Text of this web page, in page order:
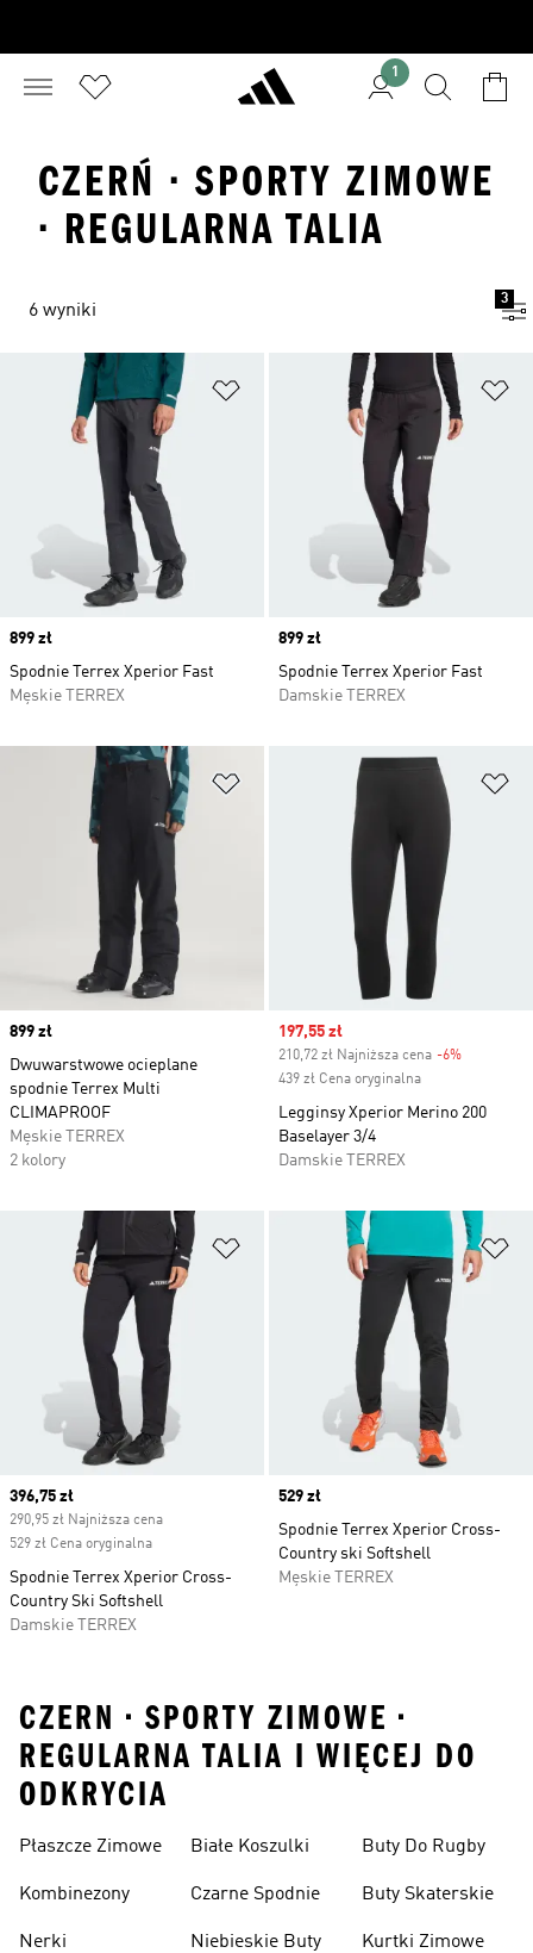
1
CZERŃ · SPORTY ZIMOWE
· REGULARNA TALIA
6 wyniki
3
Dodaj do listy życzeń
Price
899 zł
Spodnie Terrex Xperior Fast
Męskie TERREX
Price
899 zł
Spodnie Terrex Xperior Fast
Damskie TERREX
Dodaj do listy życzeń
Price
899 zł
Dwuwarstwowe ocieplane
spodnie Terrex Multi
CLIMAPROOF
Męskie TERREX
2 kolory
Sale price
197,55 zł
210,72 zł Najniższa cena -6%
439 zł Cena oryginalna
Legginsy Xperior Merino 200
Baselayer 3/4
Damskie TERREX
Dodaj do listy życzeń
Current price
396,75 zł
290,95 zł Najniższa cena
529 zł Cena oryginalna
Spodnie Terrex Xperior Cross-
Country Ski Softshell
Damskie TERREX
Price
529 zł
Spodnie Terrex Xperior Cross-
Country ski Softshell
Męskie TERREX
CZERN • SPORTY ZIMOWE •
REGULARNA TALIA I WIĘCEJ DO
ODKRYCIA
Płaszcze Zimowe
Kombinezony
Nerki
Białe Koszulki
Czarne Spodnie
Niebieskie Buty
Buty Do Rugby
Buty Skaterskie
Kurtki Zimowe